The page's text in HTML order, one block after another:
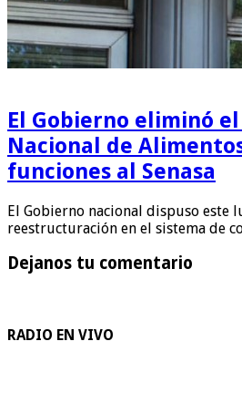
El Gobierno eliminó
Nacional de
funciones al Senasa
El Gobierno nacional dispuso este
reestructuración en el sistema de
Dejanos tu comentario
RADIO EN VIVO